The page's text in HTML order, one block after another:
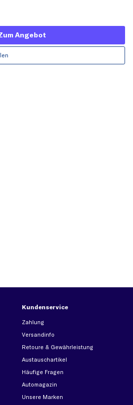
Angebot
Kundenservice
Zahlung
Versandinfo
Retoure & Gewährleistung
Austauschartikel
Häufige Fragen
Automagazin
Unsere Marken